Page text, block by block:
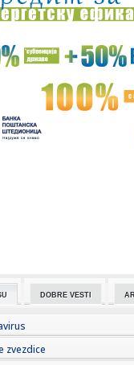
je legalno do predaje
presekao: "Zelenski, reci
obuke i digitalni servisi
avanture na Jahorini i
Skupština Kosova da
дуго може да стоји
DOBRE VESTI
zvezdice